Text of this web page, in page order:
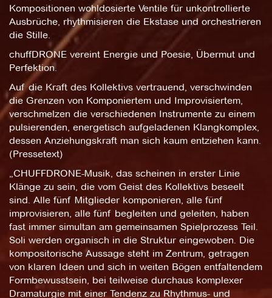
Kompositionen wohldosierte Ventile für unkontrollierte
Ausbrüche, rhythmisieren die Ekstase und orchestrieren
die Stille.
chuffDRONE vereint Energie und Poesie, Übermut und
Perfektion.
Auf die Kraft des Kollektivs vertrauend, verschwinden
die Grenzen von Komponiertem und Improvisiertem,
verschmelzen die verschiedenen Instrumente zu einem
pulsierenden, energetisch aufgeladenen Klangkomplex,
dessen Anziehungskraft man sich kaum entziehen kann.
(Pressetext)
„CHUFFDRONE-Musik, das scheinen in erster Linie
Klänge zu sein, die vom Geist des Kollektivs beseelt
sind. Alle fünf Mitglieder komponieren, alle fünf
improvisieren, alle fünf begleiten und geleiten, haben
fast immer simultan am gemeinsamen Spielprozess Teil.
Soli werden organisch in die Struktur eingewoben. Die
kompositorische Aussage steht im Zentrum, getragen
von klaren Ideen und sich in weiten Bögen entfaltendem
Formbewusstsein, bei teilweise durchaus komplexer
Dramaturgie mit einer Tendenz zu Rhythmus- und